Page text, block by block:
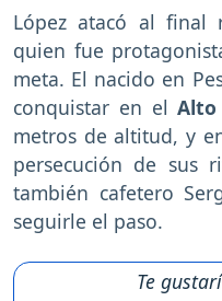
López atacó al final
quien fue
meta. El nacido en
conquistar en elAlto
metros de altitud, y
persecución de sus
también cafetero
seguirle el paso.
Te